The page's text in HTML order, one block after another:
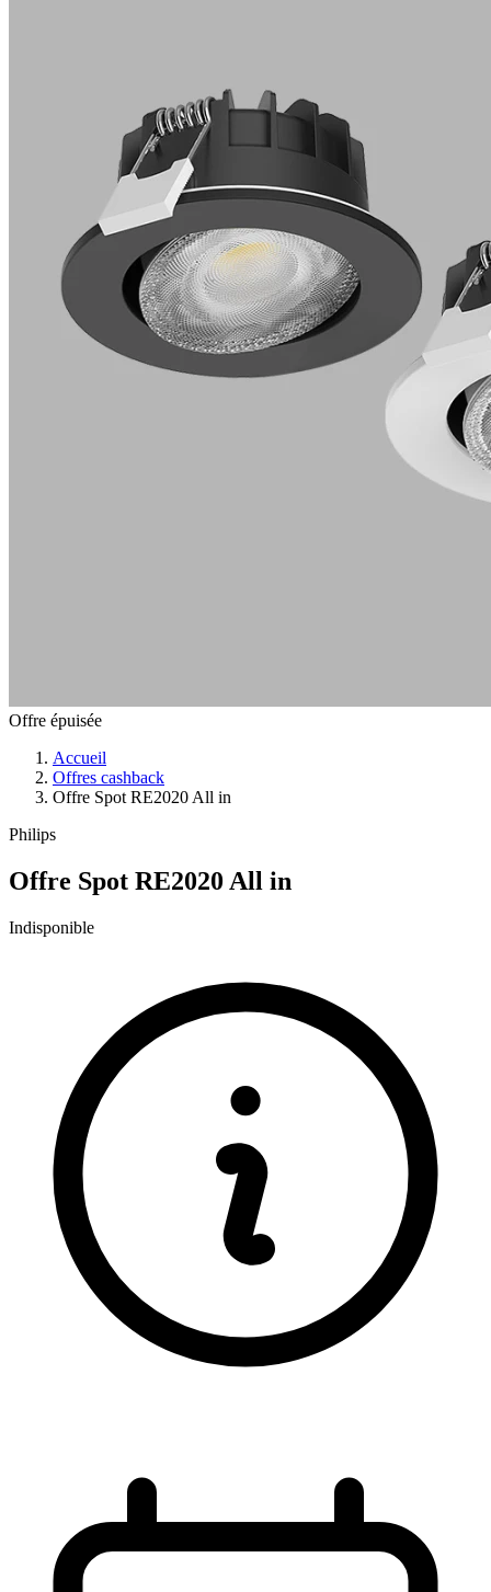
Offre épuisée
Accueil
Offres cashback
Offre Spot RE2020 All in
Philips
Offre Spot RE2020 All in
Indisponible